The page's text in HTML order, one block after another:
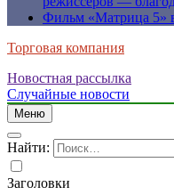
Фильм «Матрица 5»
Торговая компания
Новостная рассылка
Случайные новости
Меню
Найти:
Заголовки